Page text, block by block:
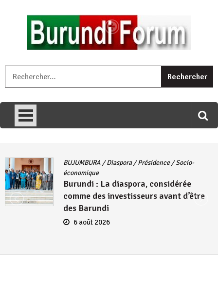
umariye umuryango wawe canke igihugu cakwibarutse .Wewe
BUJUMBURA /Diaspora/Présidence/Socio-
économique
Burundi : La diaspora, considérée
comme des investisseurs avant d’être
des Barundi
6 août 2026